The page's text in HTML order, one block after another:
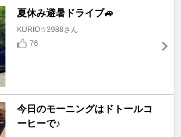
夏休み避暑ドライブ🚙
KURIO☆3988さん
76
今日のモーニングはドトールコ
ーヒーで♪